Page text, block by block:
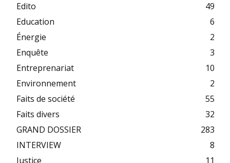
Edito
49
Education
6
Énergie
2
Enquête
3
Entreprenariat
10
Environnement
2
Faits de société
55
Faits divers
32
GRAND DOSSIER
283
INTERVIEW
8
Justice
11